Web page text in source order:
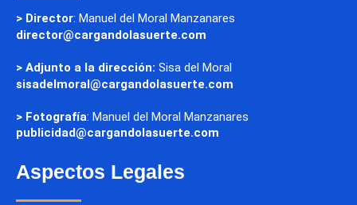
> Director: Manuel del Moral Manzanares
director@cargandolasuerte.com
> Adjunto a la dirección: Sisa del Moral
sisadelmoral@cargandolasuerte.com
> Fotografía: Manuel del Moral Manzanares
publicidad@cargandolasuerte.com
Aspectos Legales